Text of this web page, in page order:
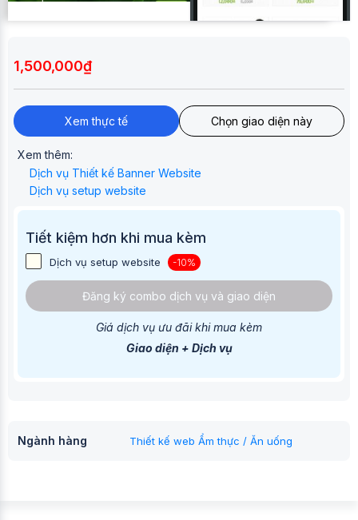
1,500,000₫
Xem thực tế Chọn giao diện này
Xem thêm:
Dịch vụ Thiết kế Banner Website
Dịch vụ setup website
Tiết kiệm hơn khi mua kèm
Dịch vụ setup website -10%
Đăng ký combo dịch vụ và giao diện
Giá dịch vụ ưu đãi khi mua kèm
Giao diện + Dịch vụ
Ngành hàng Thiết kế web Ẩm thực / Ăn uống